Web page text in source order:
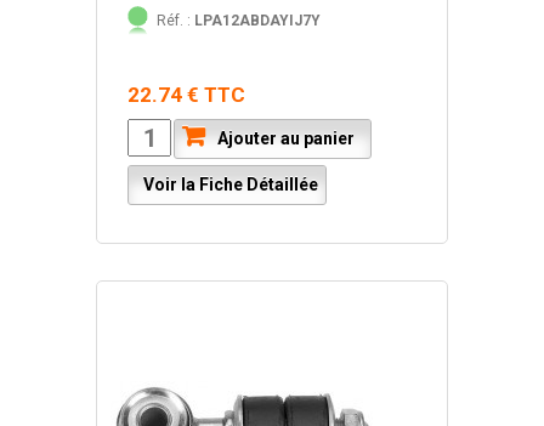
Réf. : LPA12ABDAYIJ7Y
22.74 € TTC
Ajouter au panier
Voir la Fiche Détaillée